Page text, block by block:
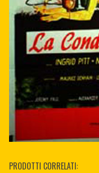
PRODOTTI CORRELATI: